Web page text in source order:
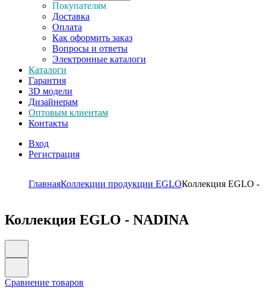
Покупателям
Доставка
Оплата
Как оформить заказ
Вопросы и ответы
Электронные каталоги
Каталоги
Гарантия
3D модели
Дизайнерам
Оптовым клиентам
Контакты
Вход
Регистрация
ГлавнаяКоллекции продукции EGLOКоллекция EGLO -
Коллекция EGLO - NADINA
Сравнение товаров